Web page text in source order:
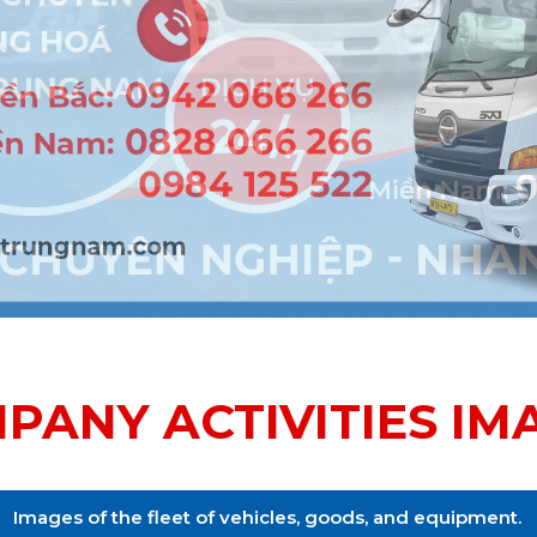
ACTIVITIES
Images of the fleet of vehicles, goods, and equipment.